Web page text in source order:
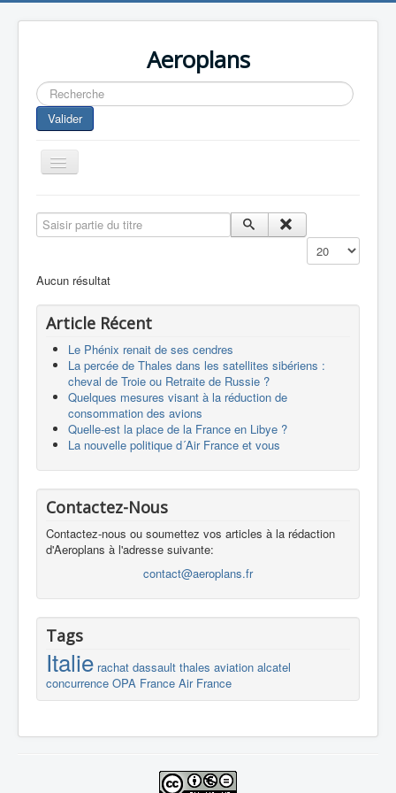
Aeroplans
Rechercher
Valider
Toggle
Navigation
Aviation Commerciale
Europespace
Drones
Saisir partie du titre
Affichage #
Aucun résultat
Article Récent
Le Phénix renait de ses cendres
La percée de Thales dans les satellites sibériens :
cheval de Troie ou Retraite de Russie ?
Quelques mesures visant à la réduction de
consommation des avions
Quelle-est la place de la France en Libye ?
La nouvelle politique d´Air France et vous
Contactez-Nous
Contactez-nous ou soumettez vos articles à la rédaction
d'Aeroplans à l'adresse suivante:
contact@aeroplans.fr
Tags
Italie rachat dassault thales aviation alcatel
concurrence OPA France Air France